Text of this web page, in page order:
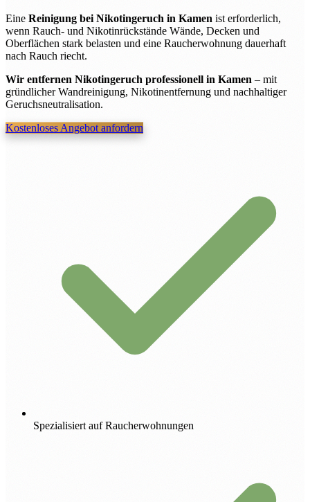
Eine Reinigung bei Nikotingeruch in Kamen ist erforderlich,
wenn Rauch- und Nikotinrückstände Wände, Decken und
Oberflächen stark belasten und eine Raucherwohnung dauerhaft
nach Rauch riecht.
Wir entfernen Nikotingeruch professionell in Kamen – mit
gründlicher Wandreinigung, Nikotinentfernung und nachhaltiger
Geruchsneutralisation.
Kostenloses Angebot anfordern
Spezialisiert auf Raucherwohnungen